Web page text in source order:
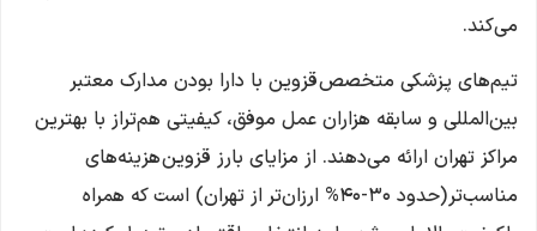
می‌کند.
تیم‌های پزشکی متخصص قزوین با دارا بودن مدارک معتبر
بین‌المللی و سابقه هزاران عمل موفق، کیفیتی هم‌تراز با بهترین
مراکز تهران ارائه می‌دهند. از مزایای بارز قزوین هزینه‌های
مناسب‌تر (حدود ۳۰-۴۰% ارزان‌تر از تهران) است که همراه